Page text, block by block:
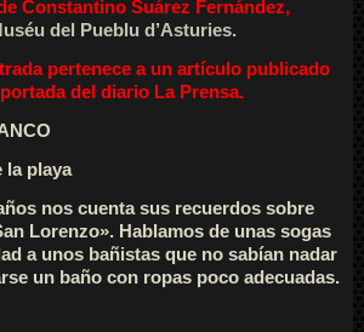
Constantino Suárez Fernández,
del Pueblu d’Asturies.
pertenece a un artículo publicado
del diario La Prensa.
la playa
nos cuenta sus recuerdos sobre
Lorenzo». Hablamos de unas sogas
a unos bañistas que no sabían nadar
un baño con ropas poco adecuadas.